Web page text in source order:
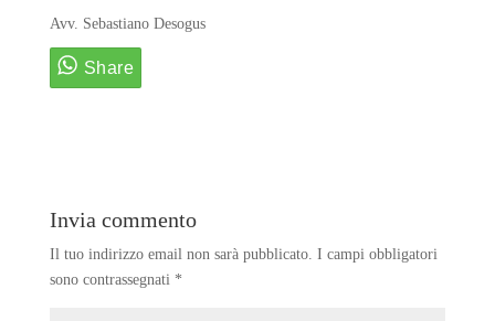
Avv. Sebastiano Desogus
Invia commento
Il tuo indirizzo email non sarà pubblicato. I campi obbligatori
sono contrassegnati *